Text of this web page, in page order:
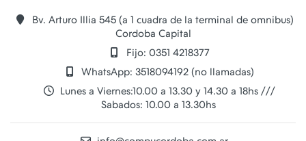
Bv. Arturo Illia 545 (a 1 cuadra de la terminal de omnibus)
Cordoba Capital
Fijo: 0351 4218377
WhatsApp: 3518094192 (no llamadas)
Lunes a Viernes:10.00 a 13.30 y 14.30 a 18hs ///
Sabados: 10.00 a 13.30hs